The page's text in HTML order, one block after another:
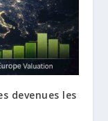
devenues les